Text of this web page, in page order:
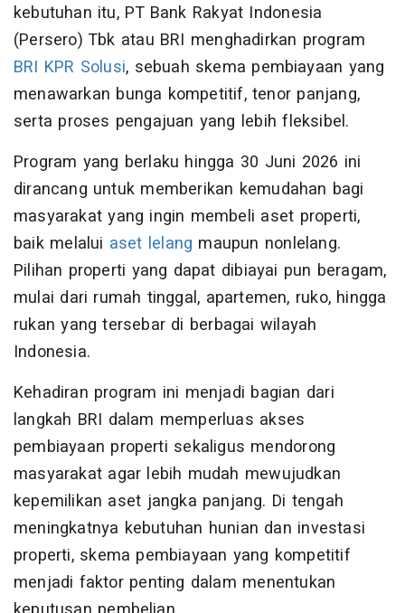
kebutuhan itu, PT Bank Rakyat Indonesia
(Persero) Tbk atau BRI menghadirkan program
BRI KPR Solusi, sebuah skema pembiayaan yang
menawarkan bunga kompetitif, tenor panjang,
serta proses pengajuan yang lebih fleksibel.
Program yang berlaku hingga 30 Juni 2026 ini
dirancang untuk memberikan kemudahan bagi
masyarakat yang ingin membeli aset properti,
baik melalui aset lelang maupun nonlelang.
Pilihan properti yang dapat dibiayai pun beragam,
mulai dari rumah tinggal, apartemen, ruko, hingga
rukan yang tersebar di berbagai wilayah
Indonesia.
Kehadiran program ini menjadi bagian dari
langkah BRI dalam memperluas akses
pembiayaan properti sekaligus mendorong
masyarakat agar lebih mudah mewujudkan
kepemilikan aset jangka panjang. Di tengah
meningkatnya kebutuhan hunian dan investasi
properti, skema pembiayaan yang kompetitif
menjadi faktor penting dalam menentukan